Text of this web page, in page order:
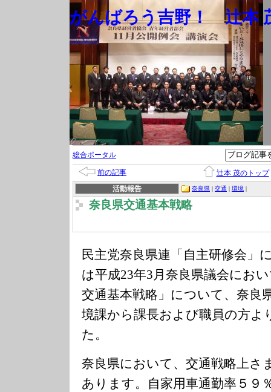
がんばろう吉野！ 辻本
総合ポータル
前の記事
辻本 茂のトップ
活動報告
奈良県 | 交通 | 環境 |
奈良県交通基本戦略
民主党奈良県連「自主研修会」
は平成23年3月奈良県議会にお
交通基本戦略」について、奈良
境課から課長および職員の方よ
た。
奈良県において、交通戦略上さ
あります。自家用車通勤率５９